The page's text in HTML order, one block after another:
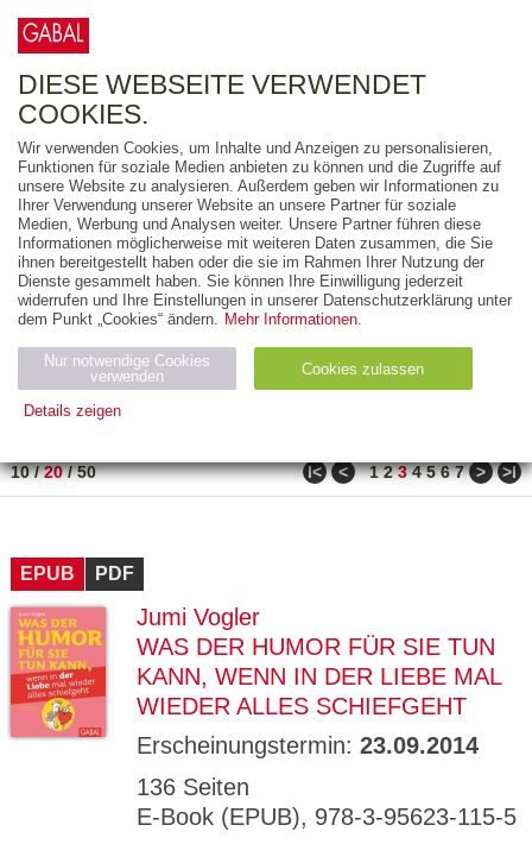
FREITEXT
AUSGABEART
AUS DER REIHE
ZUM THEMA
Neuerscheinung
Bestseller
PREIS
10/20/50 ǀ< < 1 2 3 4 5 6 7 > >ǀ
EPUB PDF
Jumi Vogler
WAS DER HUMOR FÜR SIE TUN
KANN, WENN IN DER LIEBE MAL
WIEDER ALLES SCHIEFGEHT
Erscheinungstermin: 23.09.2014
136 Seiten
E-Book (EPUB), 978-3-95623-115-5
DIESE WEBSEITE VERWENDET
COOKIES.
Wir verwenden Cookies, um Inhalte und Anzeigen zu personalisieren,
Funktionen für soziale Medien anbieten zu können und die Zugriffe auf
unsere Website zu analysieren. Außerdem geben wir Informationen zu
Ihrer Verwendung unserer Website an unsere Partner für soziale
Medien, Werbung und Analysen weiter. Unsere Partner führen diese
Informationen möglicherweise mit weiteren Daten zusammen, die Sie
ihnen bereitgestellt haben oder die sie im Rahmen Ihrer Nutzung der
Dienste gesammelt haben. Sie können Ihre Einwilligung jederzeit
widerrufen und Ihre Einstellungen in unserer Datenschutzerklärung unter
dem Punkt „Cookies“ ändern. Mehr Informationen.
Nur notwendige Cookies
verwenden
Cookies zulassen
Details zeigen
Name Zweck
Ty
ESSION
_ID
verlag.
de
GV_CO
OKIES
gabal-
Speichert den Zustimmungsstatus des
Benutzers für Cookies auf der aktuellen
Domäne.
ge
T
P